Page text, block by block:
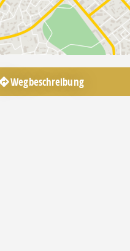
Wegbeschreibung